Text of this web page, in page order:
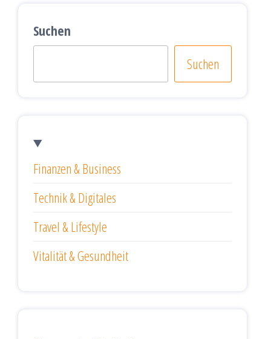
Suchen
Suchen
Finanzen & Business
Technik & Digitales
Travel & Lifestyle
Vitalität & Gesundheit